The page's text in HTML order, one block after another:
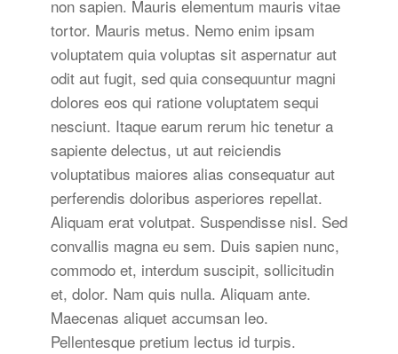
non sapien. Mauris elementum mauris vitae
tortor. Mauris metus. Nemo enim ipsam
voluptatem quia voluptas sit aspernatur aut
odit aut fugit, sed quia consequuntur magni
dolores eos qui ratione voluptatem sequi
nesciunt. Itaque earum rerum hic tenetur a
sapiente delectus, ut aut reiciendis
voluptatibus maiores alias consequatur aut
perferendis doloribus asperiores repellat.
Aliquam erat volutpat. Suspendisse nisl. Sed
convallis magna eu sem. Duis sapien nunc,
commodo et, interdum suscipit, sollicitudin
et, dolor. Nam quis nulla. Aliquam ante.
Maecenas aliquet accumsan leo.
Pellentesque pretium lectus id turpis.